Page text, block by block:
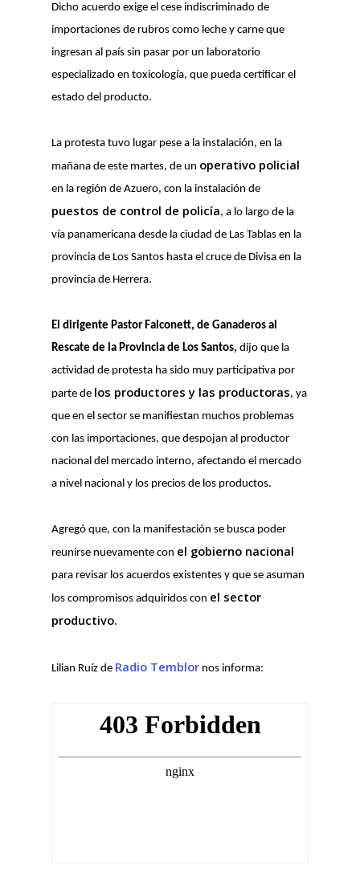
Dicho acuerdo exige el cese indiscriminado de
importaciones de rubros como leche y carne que
ingresan al país sin pasar por un laboratorio
especializado en toxicología, que pueda certificar el
estado del producto.
La protesta tuvo lugar pese a la instalación, en la
mañana de este martes, de un operativo policial
en la región de Azuero, con la instalación de
puestos de control de policía, a lo largo de la
vía panamericana desde la ciudad de Las Tablas en la
provincia de Los Santos hasta el cruce de Divisa en la
provincia de Herrera.
El dirigente Pastor Falconett, de Ganaderos al
Rescate de la Provincia de Los Santos, dijo que la
actividad de protesta ha sido muy participativa por
parte de los productores y las productoras, ya
que en el sector se manifiestan muchos problemas
con las importaciones, que despojan al productor
nacional del mercado interno, afectando el mercado
a nivel nacional y los precios de los productos.
Agregó que, con la manifestación se busca poder
reunirse nuevamente con el gobierno nacional
para revisar los acuerdos existentes y que se asuman
los compromisos adquiridos con el sector
productivo.
Lilian Ruíz de Radio Temblor nos informa: